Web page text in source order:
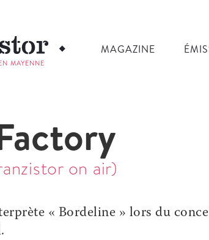
MAYENNE
MAGAZINE
on air)
« Bordeline » lors du